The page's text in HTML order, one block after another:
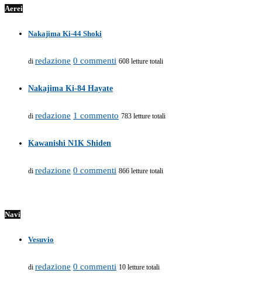
Aerei
Nakajima Ki-44 Shoki
di redazione 0 commenti 608 letture totali
Nakajima Ki-84 Hayate
di redazione 1 commento 783 letture totali
Kawanishi N1K Shiden
di redazione 0 commenti 866 letture totali
Navi
Vesuvio
di redazione 0 commenti 10 letture totali